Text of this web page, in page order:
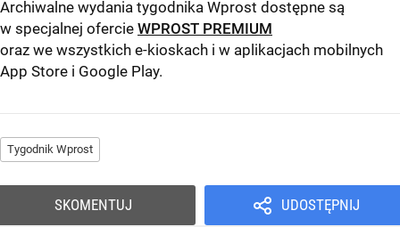
Archiwalne wydania tygodnika Wprost dostępne są
w specjalnej ofercie WPROST PREMIUM
oraz we wszystkich e-kioskach i w aplikacjach mobilnych
App Store i Google Play.
Tygodnik Wprost
UDOSTĘPNIJ
SKOMENTUJ